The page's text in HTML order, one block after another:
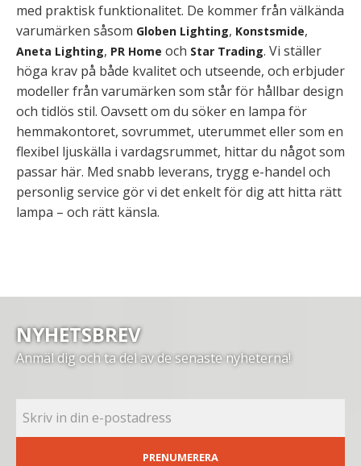
med praktisk funktionalitet. De kommer från välkända
varumärken såsom Globen Lighting, Konstsmide,
Aneta Lighting, PR Home och Star Trading. Vi ställer
höga krav på både kvalitet och utseende, och erbjuder
modeller från varumärken som står för hållbar design
och tidlös stil. Oavsett om du söker en lampa för
hemmakontoret, sovrummet, uterummet eller som en
flexibel ljuskälla i vardagsrummet, hittar du något som
passar här. Med snabb leverans, trygg e-handel och
personlig service gör vi det enkelt för dig att hitta rätt
lampa – och rätt känsla.
NYHETSBREV
Anmäl dig och ta del av de senaste nyheterna!
PRENUMERERA